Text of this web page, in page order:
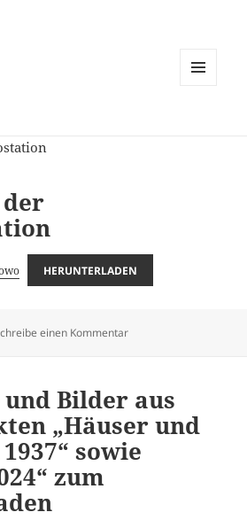
HERUNTERLADEN
einen Kommentarzu Unfall auf der
Bilder aus
„Häuser und
sowie
zum